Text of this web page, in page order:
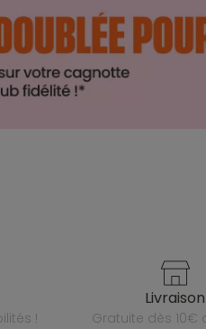
!
livraison
gratuite dès